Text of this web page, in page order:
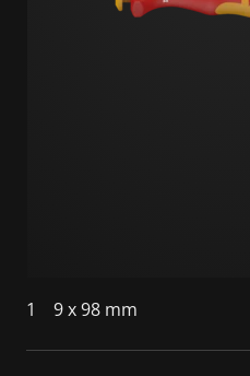
1 9 x 98 mm